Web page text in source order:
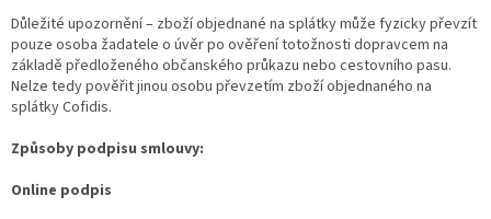
Důležité upozornění – zboží objednané na splátky může fyzicky převzít
pouze osoba žadatele o úvěr po ověření totožnosti dopravcem na
základě předloženého občanského průkazu nebo cestovního pasu.
Nelze tedy pověřit jinou osobu převzetím zboží objednaného na
splátky Cofidis.
Způsoby podpisu smlouvy:
Online podpis